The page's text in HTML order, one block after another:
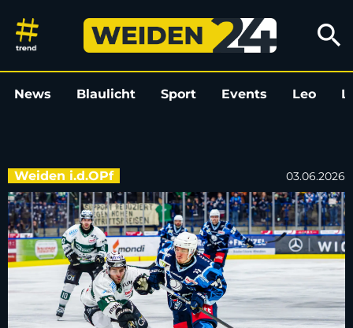
Nächster Neuzugang: Blue
search
News Blaulicht Sport Events Leo
Weiden i.d.OPf 03.06.2026